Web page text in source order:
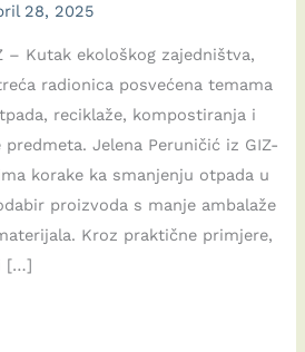
28, 2025
– Kutak ekološkog zajedništva,
radionica posvećena temama
reciklaže, kompostiranja i
Jelena Peruničić iz GIZ-
korake ka smanjenju otpada u
proizvoda s manje ambalaže
Kroz praktične primjere,
[…]